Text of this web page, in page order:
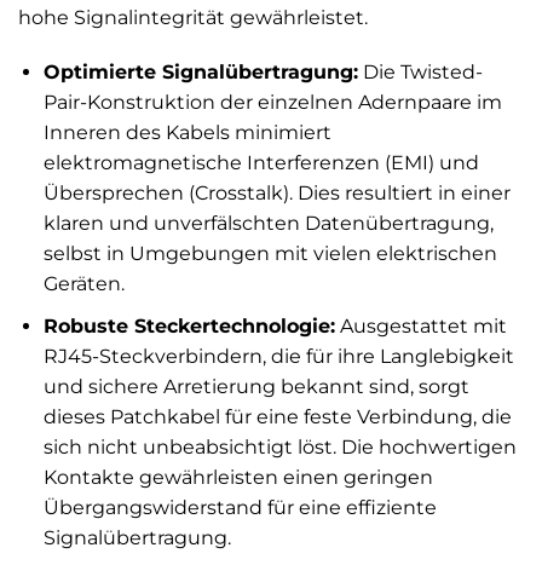
hohe Signalintegrität gewährleistet.
Optimierte Signalübertragung:Die Twisted-
Pair-Konstruktion der einzelnen Adernpaare im
Inneren des Kabels minimiert
elektromagnetische Interferenzen (EMI) und
Übersprechen (Crosstalk). Dies resultiert in einer
klaren und unverfälschten Datenübertragung,
selbst in Umgebungen mit vielen elektrischen
Geräten.
Robuste Steckertechnologie:Ausgestattet mit
RJ45-Steckverbindern, die für ihre Langlebigkeit
und sichere Arretierung bekannt sind, sorgt
dieses Patchkabel für eine feste Verbindung, die
sich nicht unbeabsichtigt löst. Die hochwertigen
Kontakte gewährleisten einen geringen
Übergangswiderstand für eine effiziente
Signalübertragung.